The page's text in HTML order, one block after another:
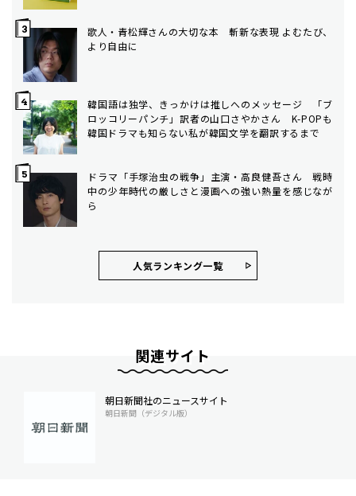
歌人・青松輝さんの大切な本 斬新な表現 よむたび、
より自由に
韓国語は独学、きっかけは推しへのメッセージ 「ブ
ロッコリーパンチ」訳者の山口さやかさん K-POPも
韓国ドラマも知らない私が韓国文学を翻訳するまで
ドラマ「手塚治虫の戦争」主演・高良健吾さん 戦時
中の少年時代の厳しさと漫画への強い熱量を感じなが
ら
人気ランキング⼀覧
関連サイト
朝日新聞社のニュースサイト
朝日新聞（デジタル版）